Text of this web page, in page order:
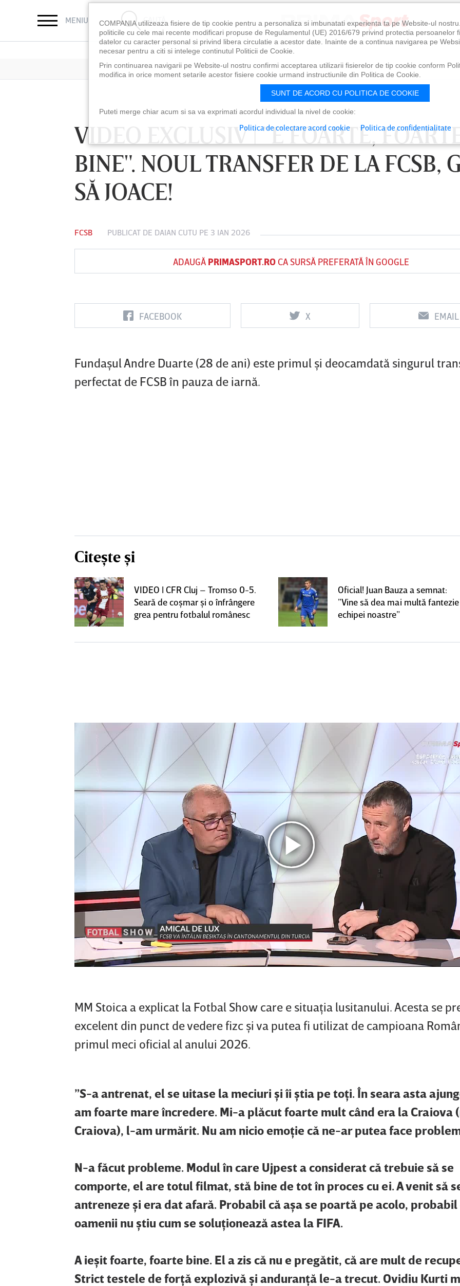
MENIU CAUTĂ
VIDEO EXCLUSIV | ”E FOARTE, FOARTE
BINE". NOUL TRANSFER DE LA FCSB,
SĂ JOACE!
FCSB PUBLICAT DE DAIAN CUTU PE 3 IAN 2026
ADAUGĂ PRIMASPORT.ROCA SURSĂ PREFERATĂ ÎN GOOGLE
FACEBOOK X EMAIL
Fundaşul Andre Duarte (28 de ani) este primul şi deocamdată singurul
perfectat de FCSB în pauza de iarnă.
Citește și
VIDEO | CFR Cluj – Tromso 0-5.
Seară de coşmar şi o înfrângere
grea pentru fotbalul românesc
Oficial! Juan Bauza a semnat:
”Vine să dea mai multă fantezie
echipei noastre”
MM Stoica a explicat la Fotbal Show care e situaţia lusitanului. Acesta se
excelent din punct de vedere fizc şi va putea fi utilizat de campioana
primul meci oficial al anului 2026.
”S-a antrenat, el se uitase la meciuri şi îi ştia pe toţi. În seara asta
am foarte mare încredere. Mi-a plăcut foarte mult când era la Craiova
Craiova), l-am urmărit. Nu am nicio emoţie că ne-ar putea face
N-a făcut probleme. Modul în care Ujpest a considerat că trebuie să se
comporte, el are totul filmat, stă bine de tot în proces cu ei. A venit să
antreneze şi era dat afară. Probabil că aşa se poartă pe acolo, probabil
oamenii nu ştiu cum se soluţionează astea la FIFA.
A ieşit foarte, foarte bine. El a zis că nu e pregătit, că are mult de
Strict testele de forţă explozivă şi anduranţă le-a trecut. Ovidiu Kurti
FC Botoşani
Vs
Corvinul
Hunedoara
Sepsi OSK Sf
Vs
FCSB UTA Arad
Vs
Rapid
COMPANIA utilizeaza fisiere de tip cookie pentru a personaliza si imbunatati experienta ta pe Website-ul
politicile cu cele mai recente modificari propuse de Regulamentul (UE) 2016/679 privind protectia persoanelor
datelor cu caracter personal si privind libera circulatie a acestor date. Inainte de a continua navigarea pe
necesar pentru a citi si intelege continutul Politicii de Cookie.
Prin continuarea navigarii pe Website-ul nostru confirmi acceptarea utilizarii fisierelor de tip cookie conform
modifica in orice moment setarile acestor fisiere cookie urmand instructiunile din Politica de Cookie.
SUNT DE ACORD CU POLITICA DE COOKIE
Puteti merge chiar acum si sa va exprimati acordul individual la nivel de cookie:
Politica de colectare acord cookie Politica de confidentialitate